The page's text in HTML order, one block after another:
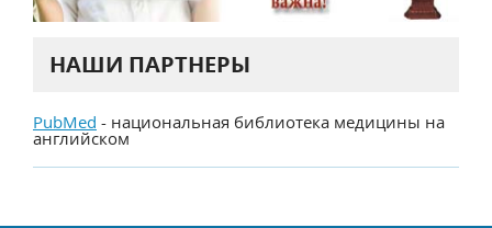
НАШИ ПАРТНЕРЫ
PubMed - национальная библиотека медицины на
английском